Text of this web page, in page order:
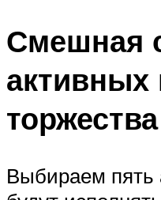
Смешная
активных
торжества
Выбираем пять